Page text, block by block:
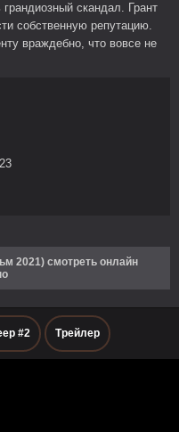
скандал. Грант
собственную репутацию.
враждебно, что вовсе не
2021) смотреть онлайн
#2 Трейлер